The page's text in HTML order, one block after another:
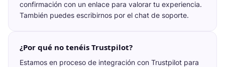
confirmación con un enlace para valorar tu experiencia.
También puedes escribirnos por el chat de soporte.
¿Por qué no tenéis Trustpilot?
Estamos en proceso de integración con Trustpilot para